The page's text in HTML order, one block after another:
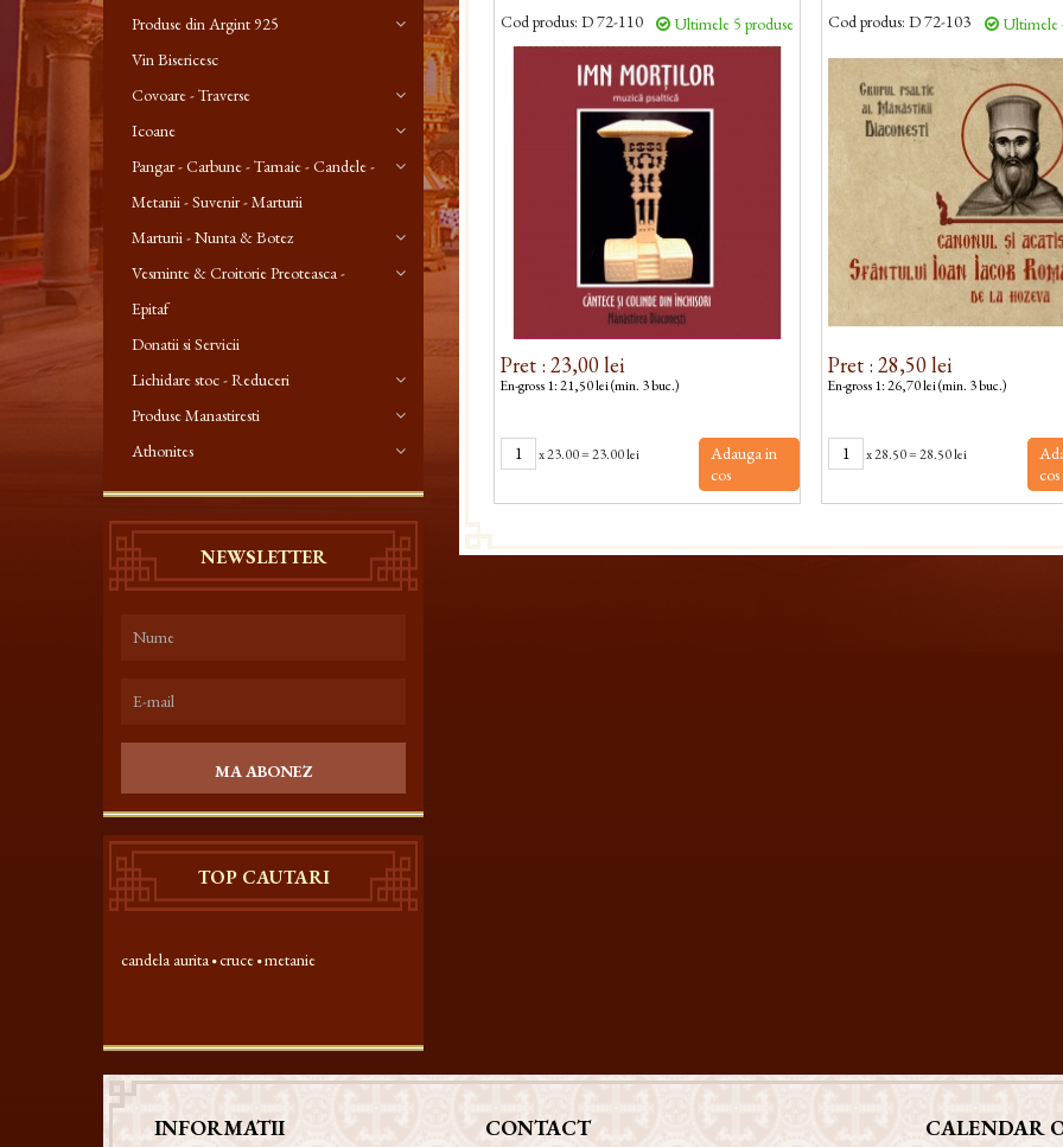
Produse din Argint 925
Vin Bisericesc
Covoare - Traverse
Icoane
Pangar - Carbune - Tamaie - Candele -
Metanii - Suvenir - Marturii
Marturii - Nunta & Botez
Vesminte & Croitorie Preoteasca -
Epitaf
Donatii si Servicii
Lichidare stoc - Reduceri
Produse Manastiresti
Athonites
NEWSLETTER
MA ABONEZ
TOP CAUTARI
candela aurita cruce metanie
Cod produs: D 72-110 Ultimele 5 produse
Pret : 23,00 lei
En-gross 1: 21,50 lei (min. 3 buc.)
x23.00=23.00 lei
Adauga in
cos
Cod produs: D 72-103 Ultimele
Pret : 28,50 lei
En-gross 1: 26,70 lei (min. 3 buc.)
x28.50=28.50 lei
cos
INFORMATII CONTACT CALENDAR